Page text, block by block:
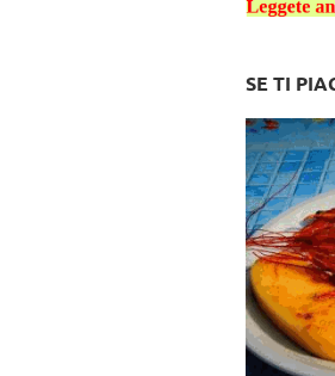
SE TI